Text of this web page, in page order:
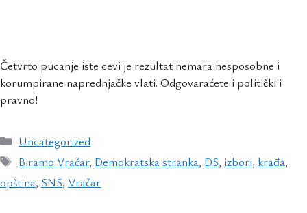
Četvrto pucanje iste cevi je rezultat nemara nesposobne i
korumpirane naprednjačke vlati. Odgovaraćete i politički i
pravno!
Uncategorized
Biramo Vračar, Demokratska stranka, DS, izbori, krađa,
opština, SNS, Vračar